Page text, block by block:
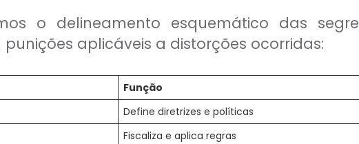
o delineamento esquemático das
aplicáveis a distorções ocorridas:
Função
Define diretrizes e políticas
Fiscaliza e aplica regras